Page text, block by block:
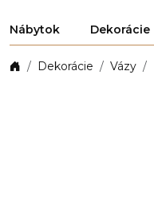
Nábytok Dekorácie
Dekorácie Vázy